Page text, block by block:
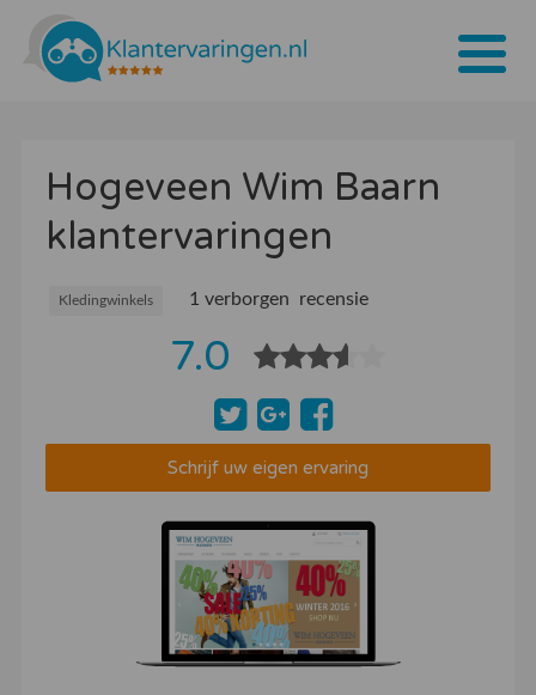
Tarieven
Bedrijven
Over ons
Hogeveen Wim Baarn
klantervaringen
Kledingwinkels 1 verborgen recensie
7.0
Schrijf uw eigen ervaring